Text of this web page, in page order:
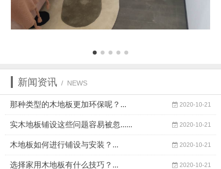
新闻资讯 / NEWS
2020-10-21
那种类型的木地板更加环保呢？...
2020-10-21
实木地板铺设这些问题容易被忽......
2020-10-21
木地板如何进行铺设与安装？...
2020-10-21
选择家用木地板有什么技巧？...